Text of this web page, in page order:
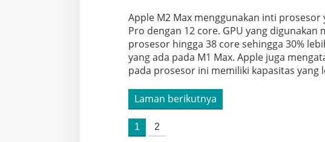
Apple M2 Max menggunakan inti prosesor
Pro dengan 12 core. GPU yang digunakan
prosesor hingga 38 core sehingga 30%
yang ada pada M1 Max. Apple juga
pada prosesor ini memiliki kapasitas yang
Laman berikutnya
1 2